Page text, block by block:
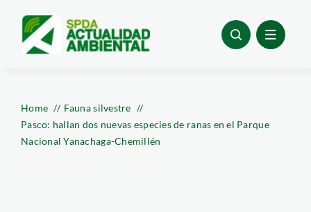
content
Home
Fauna silvestre
Pasco: hallan dos nuevas especies de ranas en el Parque
Nacional Yanachaga-Chemillén